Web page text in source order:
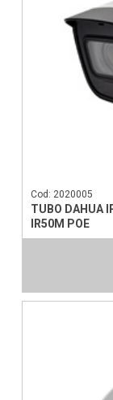
Cod: 2020005
TUBO DAHUA
IR50M POE